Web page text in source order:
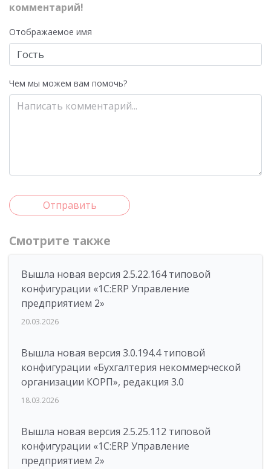
комментарий!
Отображаемое имя
Чем мы можем вам помочь?
Отправить
Смотрите также
Вышла новая версия 2.5.22.164 типовой
конфигурации «1С:ERP Управление
предприятием 2»
20.03.2026
Вышла новая версия 3.0.194.4 типовой
конфигурации «Бухгалтерия некоммерческой
организации КОРП», редакция 3.0
18.03.2026
Вышла новая версия 2.5.25.112 типовой
конфигурации «1С:ERP Управление
предприятием 2»